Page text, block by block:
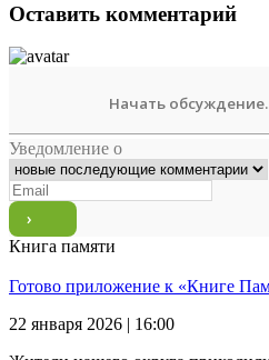
Оставить комментарий
Уведомление о
Книга памяти
Готово приложение к «Книге
22 января 2026 | 16:00